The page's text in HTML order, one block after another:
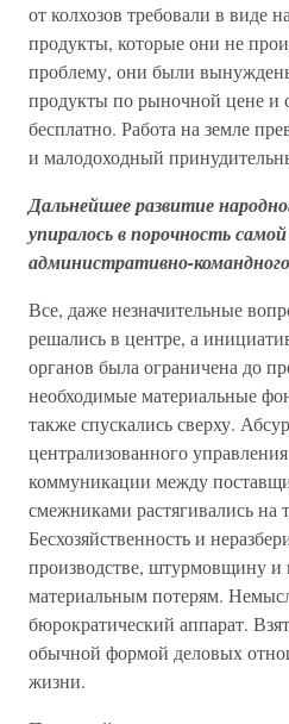
от колхозов требовали в виде
продукты, которые они не
проблему, они были
продукты по рыночной цене и
бесплатно. Работа на земле
и малодоходный
Дальнейшее развитие
упиралось в порочность
административно-
Все, даже незначительные
решались в центре, а
органов была ограничена до
необходимые материальные
также спускались сверху.
централизованного
коммуникации между
смежниками растягивались на
Бесхозяйственность и
производстве, штурмовщину
материальным потерям.
бюрократический аппарат.
обычной формой деловых
жизни.